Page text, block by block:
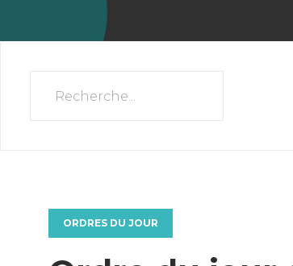
ORDRES DU JOUR